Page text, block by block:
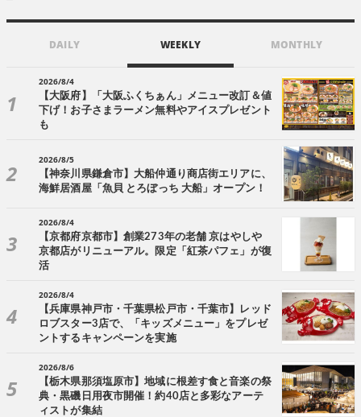
DAILY WEEKLY MONTHLY
2026/8/4
【大阪府】「大阪ふくちぁん」メニュー改訂＆値
下げ！お子さまラーメン無料やアイスプレゼント
も
2026/8/5
【神奈川県鎌倉市】大船仲通り商店街エリアに、
海鮮居酒屋「魚貝 とろぼっち 大船」オープン！
2026/8/4
【京都府京都市】創業273年の老舗 京はやしや
京都店がリニューアル。限定「紅茶パフェ」が復
活
2026/8/4
【兵庫県神戸市・千葉県松戸市・千葉市】レッド
ロブスター3店で、「キッズメニュー」をプレゼ
ントするキャンペーンを実施
2026/8/6
【栃木県那須塩原市】地域に根差す食と音楽の祭
典・黒磯日用夜市開催！約40店と多彩なアーテ
ィストが集結